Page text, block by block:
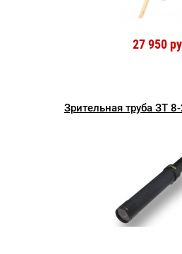
27 950
Зрительная труба ЗТ